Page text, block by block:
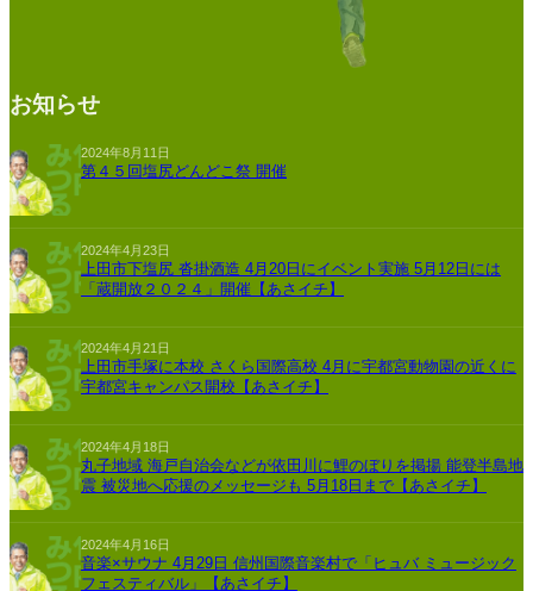
お知らせ
2024年8月11日
第４５回塩尻どんどこ祭 開催
2024年4月23日
上田市下塩尻 沓掛酒造 4月20日にイベント実施 5月12日には
「蔵開放２０２４」開催【あさイチ】
2024年4月21日
上田市手塚に本校 さくら国際高校 4月に宇都宮動物園の近くに
宇都宮キャンパス開校【あさイチ】
2024年4月18日
丸子地域 海戸自治会などが依田川に鯉のぼりを掲揚 能登半島地
震 被災地へ応援のメッセージも 5月18日まで【あさイチ】
2024年4月16日
音楽×サウナ 4月29日 信州国際音楽村で「ヒュバ ミュージック
フェスティバル」【あさイチ】